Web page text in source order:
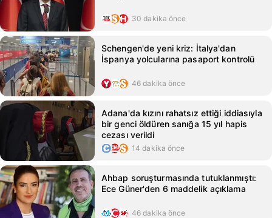
30 dakika önce
Schengen'de yeni kriz: İtalya'dan
İspanya yolcularına pasaport kontrolü
46 dakika önce
Adana'da kızını rahatsız ettiği iddiasıyla
bir genci öldüren sanığa 15 yıl hapis
cezası verildi
14 dakika önce
Ahbap soruşturmasında tutuklanmıştı:
Ece Güner'den 6 maddelik açıklama
46 dakika önce